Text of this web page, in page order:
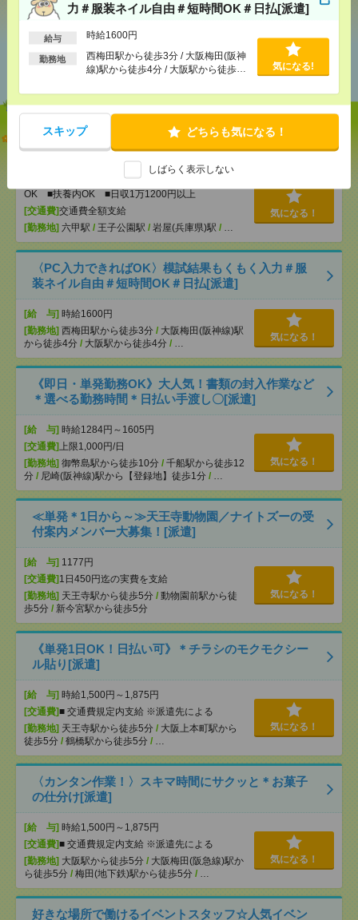
力＃服装ネイル自由＃短時間OK＃日払[派遣]
給与 時給1600円
勤務地
西梅田駅から徒歩3分 / 大阪梅田(阪神
線)駅から徒歩4分 / 大阪駅から徒歩4
気になる!
スキップ どちらも気になる！
しばらく表示しない
あなたの閲覧履歴からの
おすすめ
説明会参加で全員に【現金2千円相当プレゼント】生
活のお手伝い[派遣]
無資格未経験：時給1400円～ ■週払い
OK ■扶養内OK ■日収1万1200円以上
[交通費]交通費全額支給
[勤務地] 六甲駅 / 王子公園駅 / 岩屋(兵庫県)駅 / …
気になる！
〈PC入力できればOK〉模試結果もくもく入力＃服
装ネイル自由＃短時間OK＃日払[派遣]
[給 与] 時給1600円
[勤務地] 西梅田駅から徒歩3分 / 大阪梅田(阪神線)駅
から徒歩4分 / 大阪駅から徒歩4分 / …
気になる！
《即日・単発勤務OK》大人気！書類の封入作業など
＊選べる勤務時間＊日払い手渡し〇[派遣]
[給 与] 時給1284円～1605円
[交通費] 上限1,000円/日
[勤務地] 御幣島駅から徒歩10分 / 千船駅から徒歩12
分 / 尼崎(阪神線)駅から【登録地】徒歩1分 / …
気になる！
≪単発＊1日から～≫天王寺動物園／ナイトズーの受
付案内メンバー大募集！[派遣]
[給 与] 1177円
[交通費] 1日450円迄の実費を支給
[勤務地] 天王寺駅から徒歩5分 / 動物園前駅から徒
歩5分 / 新今宮駅から徒歩5分
気になる！
《単発1日OK！日払い可》＊チラシのモクモクシー
ル貼り[派遣]
[給 与] 時給1,500円～1,875円
[交通費]■ 交通費規定内支給 ※派遣先による
[勤務地] 天王寺駅から徒歩5分 / 大阪上本町駅から
徒歩5分 / 鶴橋駅から徒歩5分 / …
気になる！
〈カンタン作業！〉スキマ時間にサクッと＊お菓子
の仕分け[派遣]
[給 与] 時給1,500円～1,875円
[交通費]■ 交通費規定内支給 ※派遣先による
[勤務地] 大阪駅から徒歩5分 / 大阪梅田(阪急線)駅か
ら徒歩5分 / 梅田(地下鉄)駅から徒歩5分 / …
気になる！
好きな場所で働けるイベントスタッフ☆人気イベン